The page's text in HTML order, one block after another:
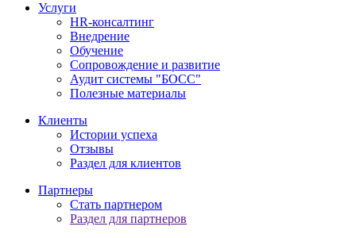
Услуги
HR-консалтинг
Внедрение
Обучение
Сопровождение и развитие
Аудит системы "БОСС"
Полезные материалы
Клиенты
Истории успеха
Отзывы
Раздел для клиентов
Партнеры
Стать партнером
Раздел для партнеров